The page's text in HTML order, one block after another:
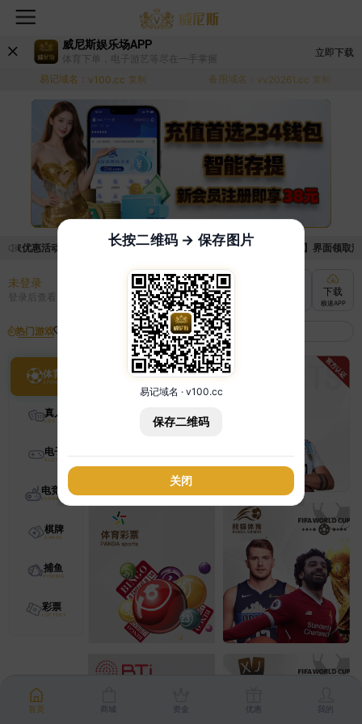
威尼斯娱乐场APP
体育下单，电子游艺等尽在一手掌握
立即下载
易记域名： v100.cc 复制 备用域名： vv20261.cc 复制
取优惠活动的手续麻烦，已新增优惠系统，现在可以前往【福利中心】界面领取
未登录
登录后查看 充值
快速到账
下载
极速APP
热门游戏
体育
真人
电子
电竞
棋牌
捕鱼
彩票
首页 商城 资金 优惠 我的
长按二维码 → 保存图片
易记域名 · v100.cc
保存二维码
关闭